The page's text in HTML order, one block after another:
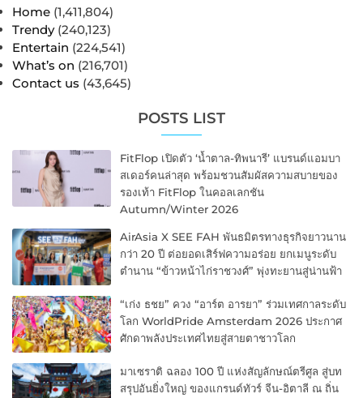
Home (1,411,804)
Trendy (240,123)
Entertain (224,541)
What’s on (216,701)
Contact us (43,645)
POSTS LIST
FitFlop เปิดตัว ‘น้ำตาล-ทิพนารี’ แบรนด์แอมบา
สเดอร์คนล่าสุด พร้อมชวนสัมผัสความสบายของ
รองเท้า FitFlop ในคอลเลกชัน
Autumn/Winter 2026
AirAsia X SEE FAH พันธมิตรทางธุรกิจยาวนาน
กว่า 20 ปี ต่อยอดเสิร์ฟความอร่อย ยกเมนูระดับ
ตำนาน “ข้าวหน้าไก่ราชวงศ์” พุ่งทะยานสู่น่านฟ้า
“เก่ง ธชย” ควง “อาร์ต อารยา” ร่วมเทศกาลระดับ
โลก WorldPride Amsterdam 2026 ประกาศ
ศักดาพลังประเทศไทยสู่สายตาชาวโลก
มาเซราติ ฉลอง 100 ปี แห่งสัญลักษณ์ตรีศูล สู่บท
สรุปอันยิ่งใหญ่ ของแกรนด์ทัวร์ จีน-อิตาลี ณ ถิ่น